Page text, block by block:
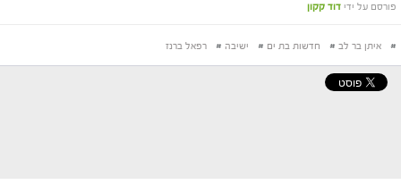
פורסם על ידי דוד קקון
# איתן בר לב # חדשות בת ים # ישיבה # רפאל ברנז